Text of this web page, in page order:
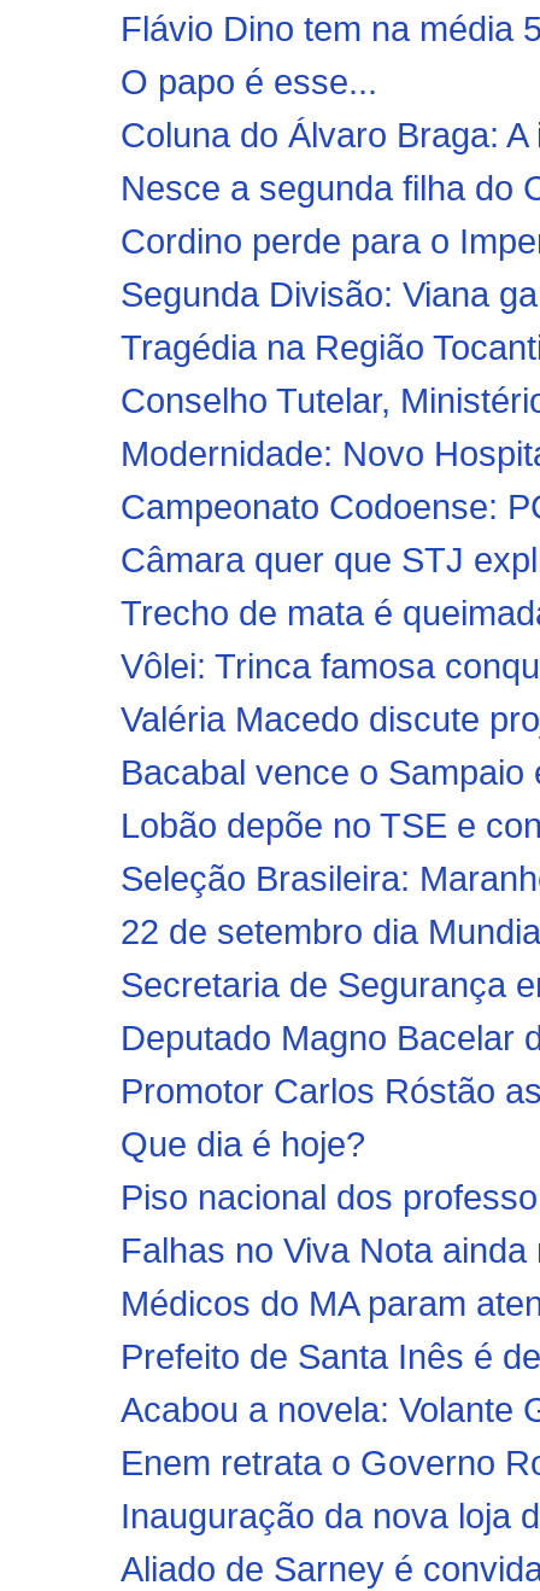
Flávio Dino tem na média
O papo é esse...
Coluna do Álvaro Braga:
Nesce a segunda filha do
Cordino perde para o
Segunda Divisão: Viana
Tragédia na Região
Conselho Tutelar,
Modernidade: Novo
Campeonato Codoense:
Câmara quer que STJ
Trecho de mata é
Vôlei: Trinca famosa
Valéria Macedo discute
Bacabal vence o
Lobão depõe no TSE e
Seleção Brasileira:
22 de setembro dia
Secretaria de Segurança
Deputado Magno Bacelar
Promotor Carlos Róstão
Que dia é hoje?
Piso nacional dos
Falhas no Viva Nota
Médicos do MA param
Prefeito de Santa Inês é
Acabou a novela: Volante
Enem retrata o Governo
Inauguração da nova loja
Aliado de Sarney é